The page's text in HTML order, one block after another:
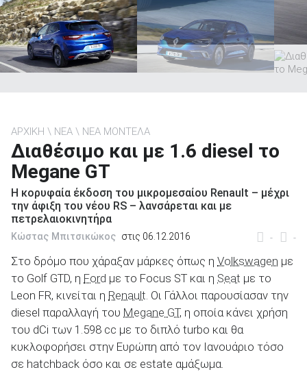
Καινούρια
ΑΝΑΖΗΤΗΣΗ
Μεταχειρισμένα
ΑΝΑΖΗΤΗΣΗ
Επιχειρήσεις
ΑΡΧΙΚΗ ΝΕΑ ΝΕΑ ΜΟΝΤΕΛΑ
Διαθέσιμο και με 1.6 diesel το
Megane GT
Η κορυφαία έκδοση του μικρομεσαίου Renault – μέχρι
την άφιξη του νέου RS – λανσάρεται και με
πετρελαιοκινητήρα
- -
Κώστας Μπιτσικώκος στις 06.12.2016
Στο δρόμο που χάραξαν μάρκες όπως η Volkswagen με
το Golf GTD, η Ford με το Focus ST και η Seat με το
Leon FR, κινείται η Renault. Οι Γάλλοι παρουσίασαν την
diesel παραλλαγή του Megane GT, η οποία κάνει χρήση
του dCi των 1.598 cc με το διπλό turbo και θα
κυκλοφορήσει στην Ευρώπη από τον Ιανουάριο τόσο
σε hatchback όσο και σε estate αμάξωμα.